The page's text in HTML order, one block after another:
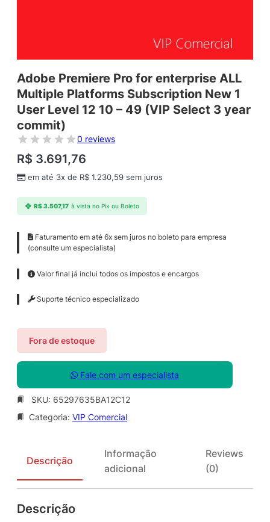
Adobe Premiere Pro for enterprise ALL
Multiple Platforms Subscription New 1
User Level 12 10 – 49 (VIP Select 3 year
commit)
0 reviews
R$ 3.691,76
em até 3x de R$ 1.230,59 sem juros
R$3.507,17 à vista no Pix ou Boleto
Faturamento em até 6x sem juros no boleto para empresa
(consulte um especialista)
Valor final já inclui todos os impostos e encargos
Suporte técnico especializado
Fora de estoque
Fale com um especialista
SKU: 65297635BA12C12
Categoria: VIP Comercial
Descrição
Informação
adicional
Reviews
(0)
Descrição